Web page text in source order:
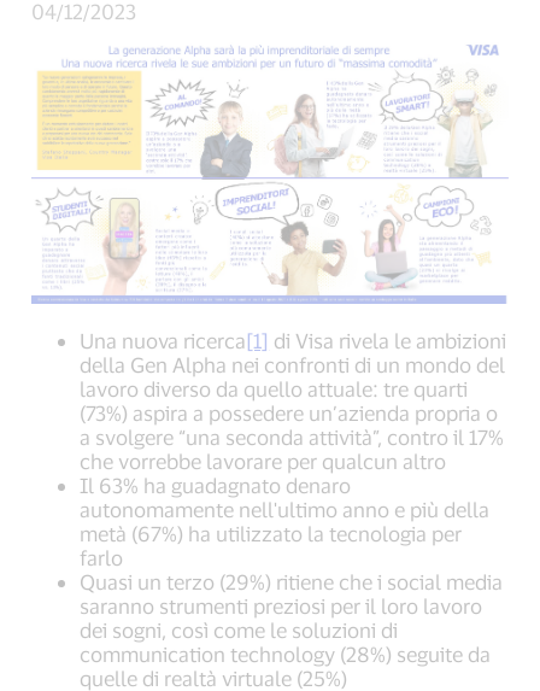
04/12/2023
Una nuova ricerca[1] di Visa rivela le ambizioni
della Gen Alpha nei confronti di un mondo del
lavoro diverso da quello attuale: tre quarti
(73%) aspira a possedere un’azienda propria o
a svolgere “una seconda attività”, contro il 17%
che vorrebbe lavorare per qualcun altro
Il 63% ha guadagnato denaro
autonomamente nell'ultimo anno e più della
metà (67%) ha utilizzato la tecnologia per
farlo
Quasi un terzo (29%) ritiene che i social media
saranno strumenti preziosi per il loro lavoro
dei sogni, così come le soluzioni di
communication technology (28%) seguite da
quelle di realtà virtuale (25%)